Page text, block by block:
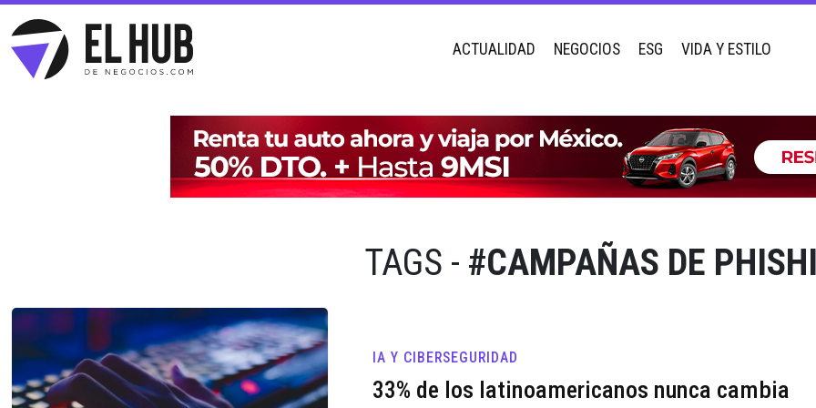
ACTUALIDAD NEGOCIOS ESG VIDA Y ESTILO
TAGS - #CAMPAÑAS DE
IA Y CIBERSEGURIDAD
33% de los latinoamericanos nunca cambia